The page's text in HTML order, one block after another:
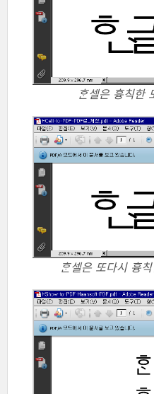
ᄒᆞᆫ셀은 흉칙
ᄒᆞᆫ셀은 또다시 흉